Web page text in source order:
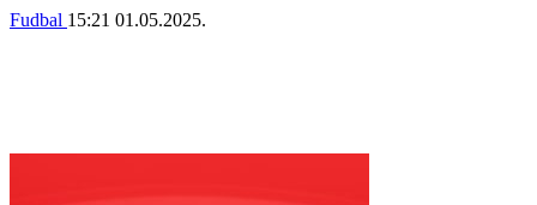
Fudbal 15:21 01.05.2025.